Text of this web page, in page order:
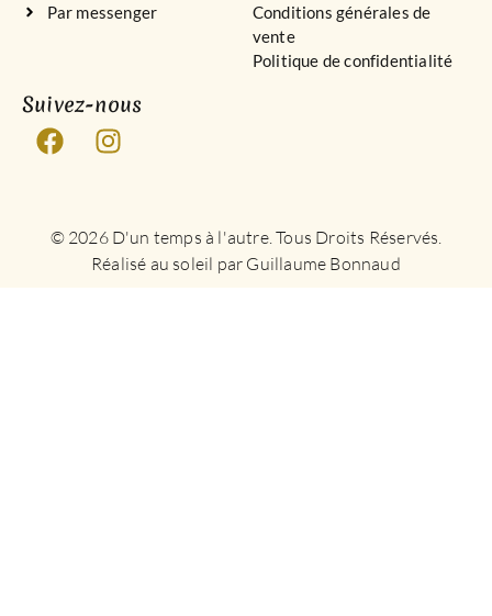
Par messenger
Conditions générales de
vente
Politique de confidentialité
Suivez-nous
© 2026 D'un temps à l'autre. Tous Droits Réservés.
Réalisé au soleil par Guillaume Bonnaud